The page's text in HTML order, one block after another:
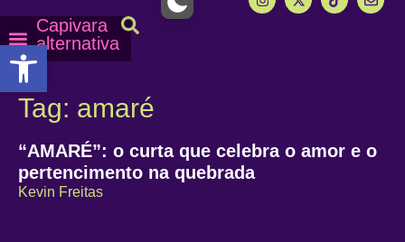
Abrir a barra de ferramentas
Capivara
alternativa
Tag: amaré
“AMARÉ”: o curta que celebra o amor e o
pertencimento na quebrada
Kevin Freitas